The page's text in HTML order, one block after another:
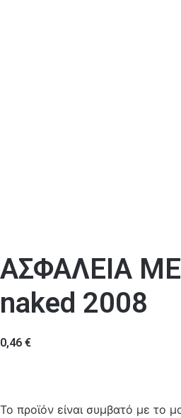
ΑΣΦΑΛΕΙΑ
naked 2008
0,46 €
Το προϊόν είναι συμβατό με το